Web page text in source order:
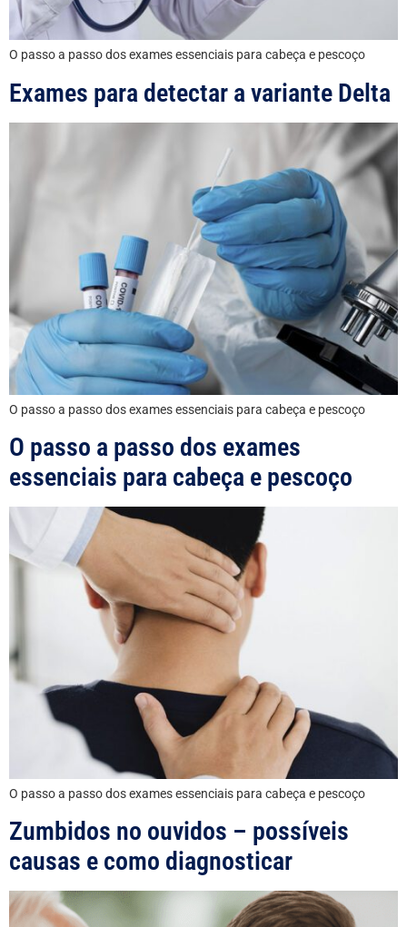
O passo a passo dos exames essenciais para cabeça e pescoço
Exames para detectar a variante Delta
O passo a passo dos exames essenciais para cabeça e pescoço
O passo a passo dos exames
essenciais para cabeça e pescoço
O passo a passo dos exames essenciais para cabeça e pescoço
Zumbidos no ouvidos – possíveis
causas e como diagnosticar